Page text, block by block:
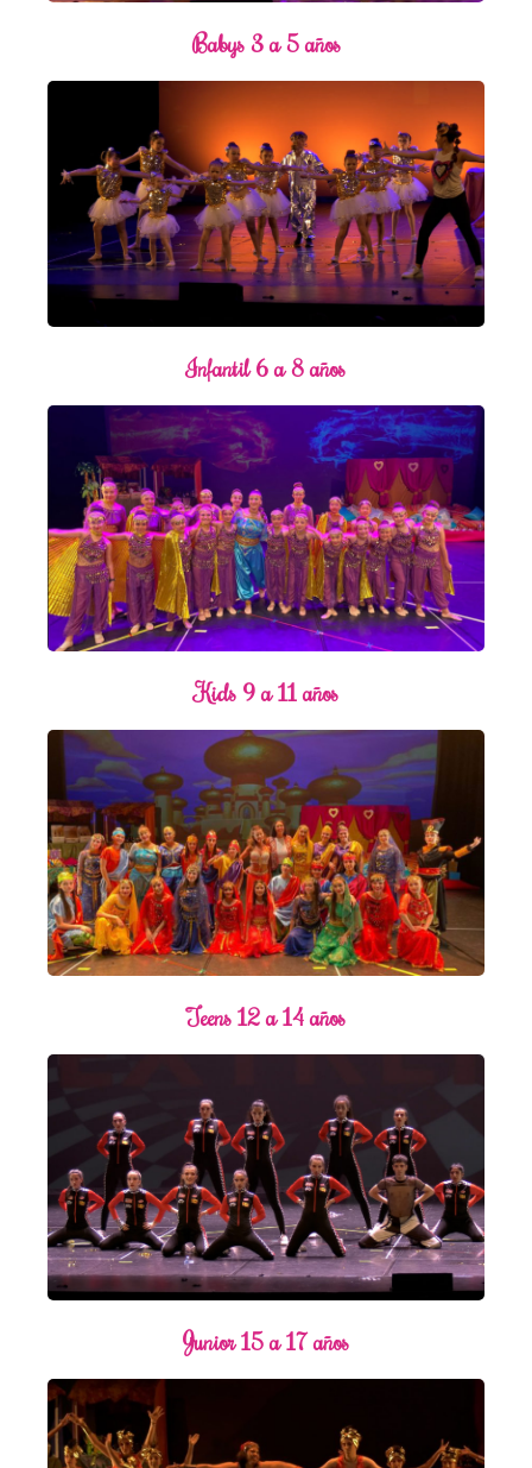
Babys 3 a 5 años
Infantil 6 a 8 años
Kids 9 a 11 años
Teens 12 a 14 años
Junior 15 a 17 años